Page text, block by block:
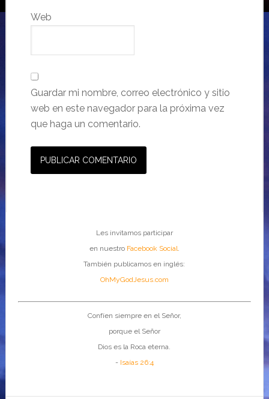
Web
Guardar mi nombre, correo electrónico y sitio
web en este navegador para la próxima vez
que haga un comentario.
Les invitamos participar
en nuestro Facebook Social.
También publicamos en inglés:
OhMyGodJesus.com
Confíen siempre en el Señor,
porque el Señor
Dios es la Roca eterna.
- Isaías 26:4